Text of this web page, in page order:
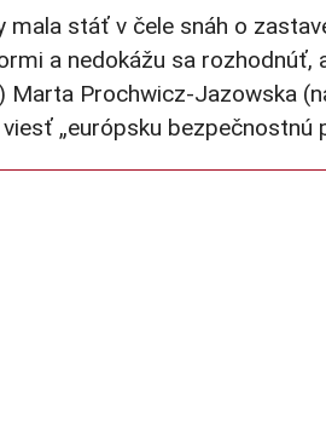
stáť v čele snáh o
a nedokážu sa
Marta Prochwicz-Jazowska
„európsku bezpečnostnú